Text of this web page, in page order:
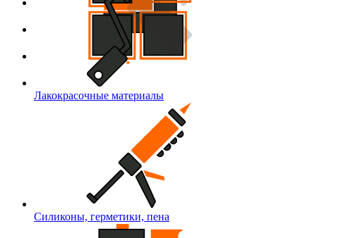
Лакокрасочные материалы
Силиконы, герметики, пена